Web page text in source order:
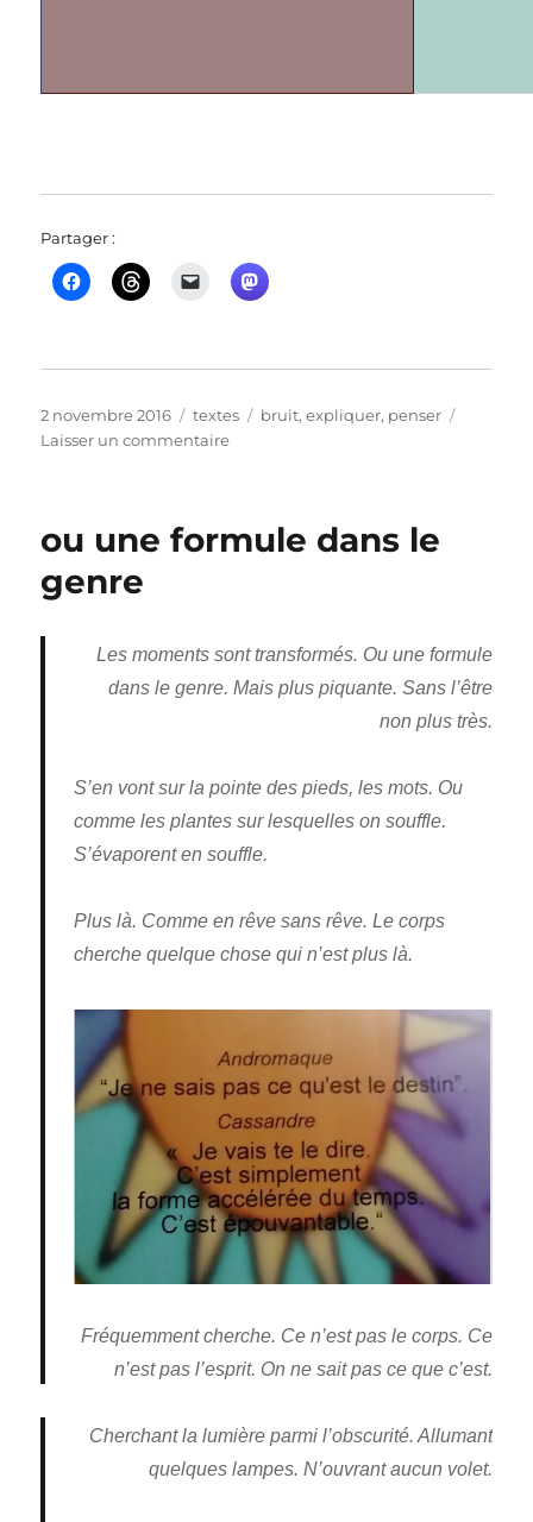
Partager :
Publié
le
2 novembre 2016 Catégories
textes Étiquettes
bruit,expliquer, penser
Laisser un commentairesur
ou une formule dans le
genre
Les moments sont transformés. Ou une formule
dans le genre. Mais plus piquante. Sans l’être
non plus très.
S’en vont sur la pointe des pieds, les mots. Ou
comme les plantes sur lesquelles on souffle.
S’évaporent en souffle.
Plus là. Comme en rêve sans rêve. Le corps
cherche quelque chose qui n’est plus là.
Fréquemment cherche. Ce n’est pas le corps. Ce
n’est pas l’esprit. On ne sait pas ce que c’est.
Cherchant la lumière parmi l’obscurité. Allumant
quelques lampes. N’ouvrant aucun volet.